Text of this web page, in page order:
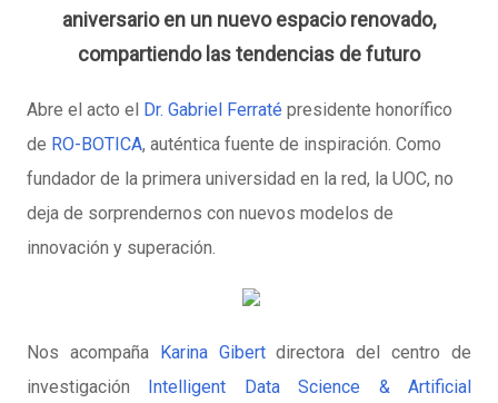
aniversarioen un nuevo espacio renovado,
compartiendo las tendencias de futuro
Abre el acto el Dr. Gabriel Ferraté presidente honorífico
de RO-BOTICA, auténtica fuente de inspiración. Como
fundador de la primera universidad en la red, la UOC, no
deja de sorprendernos con nuevos modelos de
innovación y superación.
Nos acompaña Karina Gibertdirectora del centro de
investigación
Intelligent Data Science & Artificial